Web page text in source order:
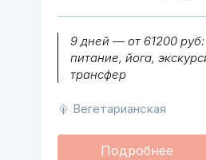
9 дней — от 61200
питание, йога,
трансфер
Вегетарианская
Подробнее